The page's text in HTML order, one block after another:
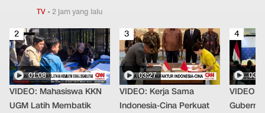
TV•2 jam yang lalu
2
01:08
VIDEO: Mahasiswa KKN
UGM Latih Membatik
3
03:27
VIDEO: Kerja Sama
Indonesia-Cina Perkuat
4
VIDEO: